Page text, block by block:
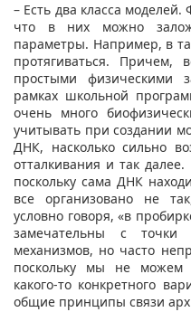
– Есть два класса
что в них можно
параметры. Например, в
протягиваться. Причем,
простыми физическими
рамках школьной
очень много
учитывать при создании
ДНК, насколько сильно
отталкивания и так
поскольку сама ДНК
все организовано не
условно говоря, «в
замечательны с точки
механизмов, но часто
поскольку мы не можем
какого-то конкретного
общие принципы связи